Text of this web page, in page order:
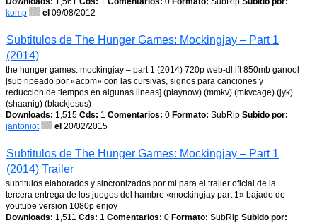
komp
el 09/08/2012
Subtitulos de The Hunger Games: Mockingjay – Part 1
(2014)
the hunger games: mockingjay – part 1 (2014) 720p web-dl ift 850mb ganool
[sub ripeado por «acpm» con las cursivas, signos para canciones y
reduccion de tiempos en algunas lineas] (playnow) (mmkv) (mkvcage) (jyk)
(shaanig) (blackjesus)
Downloads: 1,515 Cds: 1 Comentarios: 0 Formato: SubRip Subido por:
jantoniot
el 20/02/2015
Subtitulos de The Hunger Games: Mockingjay – Part 1
(2014) Trailer
subtitulos elaborados y sincronizados por mi para el trailer oficial de la
tercera entrega de los juegos del hambre «mockingjay part 1» bajado de
youtube version 1080p enjoy
Downloads: 1,511 Cds: 1 Comentarios: 0 Formato: SubRip Subido por: